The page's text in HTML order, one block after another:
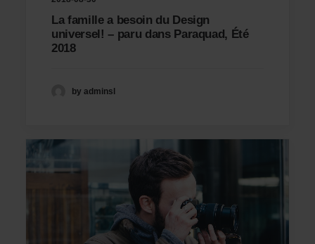
La famille a besoin du Design
universel! – paru dans Paraquad, Été
2018
by adminsl